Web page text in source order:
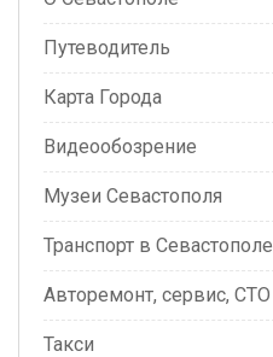
Путеводитель
Карта Города
Видеообозрение
Музеи Севастополя
Транспорт в Севастополе
Авторемонт, сервис, СТО
Такси